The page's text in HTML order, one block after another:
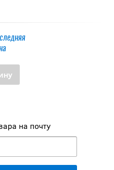
на почту